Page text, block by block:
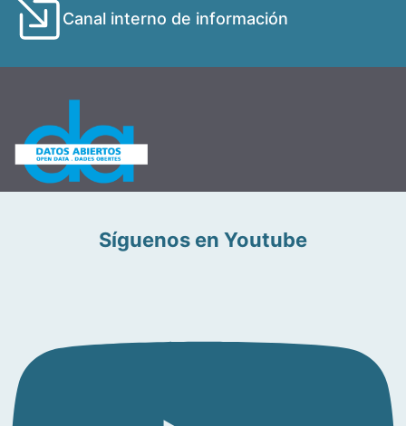
Canal interno de información
Síguenos en Youtube